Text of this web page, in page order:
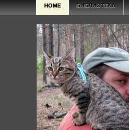
HOME БИБЛИОТЕКА